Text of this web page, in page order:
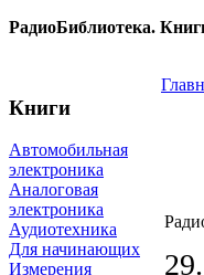
РадиоБиблиотека.
Книги
Автомобильная
электроника
Аналоговая
электроника
Аудиотехника
Для начинающих
Измерения